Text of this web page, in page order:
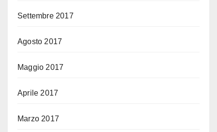
Settembre 2017
Agosto 2017
Maggio 2017
Aprile 2017
Marzo 2017